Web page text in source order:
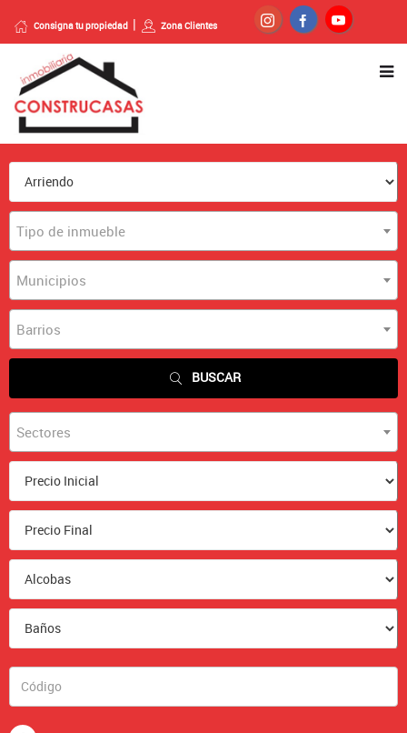
Consigna tu propiedad Zona Clientes
Tipo de inmueble
Municipios
Barrios
BUSCAR
Sectores